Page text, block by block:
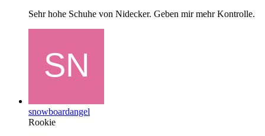
Sehr hohe Schuhe von Nidecker. Geben mir mehr Kontrolle.
snowboardangel
Rookie